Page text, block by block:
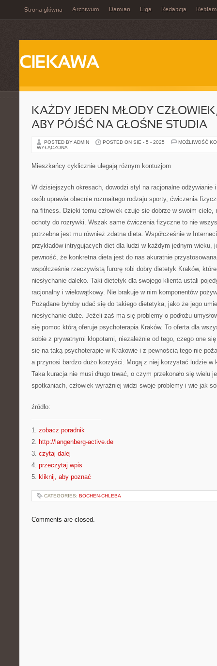
Strona główna Archiwum Damian Liga Redakcja
CIEKAWA
KAŻDY JEDEN MŁODY
ABY PÓJŚĆ NA GŁOŚNE STUDIA
POSTED BY ADMIN POSTED ON SIE - 5 - 2025
MOŻLIWOŚĆ
WYŁĄCZONA
Mieszkańcy cyklicznie ulegają różnym kontuzjom
W dzisiejszych okresach, dowodzi styl na racjonalne odżywianie
osób uprawia obecnie rozmaitego rodzaju sporty, ćwiczenia
na fitness. Dzięki temu człowiek czuje się dobrze w swoim
ochoty do rozrywki. Wszak same ćwiczenia fizyczne to nie
potrzebna jest mu również zdatna dieta. Współcześnie w
przykładów intrygujących diet dla ludzi w każdym jednym wieku,
pewność, że konkretna dieta jest do nas akuratnie
współcześnie rzeczywistą furorę robi dobry dietetyk Kraków,
niesłychanie daleko. Taki dietetyk dla swojego klienta ustali
racjonalny i wielowątkowy. Nie brakuje w nim komponentów
Pożądane byłoby udać się do takiego dietetyka, jako że jego
niesłychanie duże. Jeżeli zaś ma się problemy o podłożu
się pomoc którą oferuje psychoterapia Kraków. To oferta dla
sobie z prywatnymi kłopotami, niezależnie od tego, czego one
się na taką psychoterapię w Krakowie i z pewnością tego nie
a przynosi bardzo dużo korzyści. Mogą z niej korzystać ludzie w
Taka kuracja nie musi długo trwać, o czym przekonało się wielu
spotkaniach, człowiek wyraźniej widzi swoje problemy i wie jak
źródło:
———————————
1. zobacz poradnik
2. http://langenberg-active.de
3. czytaj dalej
4. przeczytaj wpis
5. kliknij, aby poznać
CATEGORIES: BOCHEN-CHLEBA
Comments are closed.